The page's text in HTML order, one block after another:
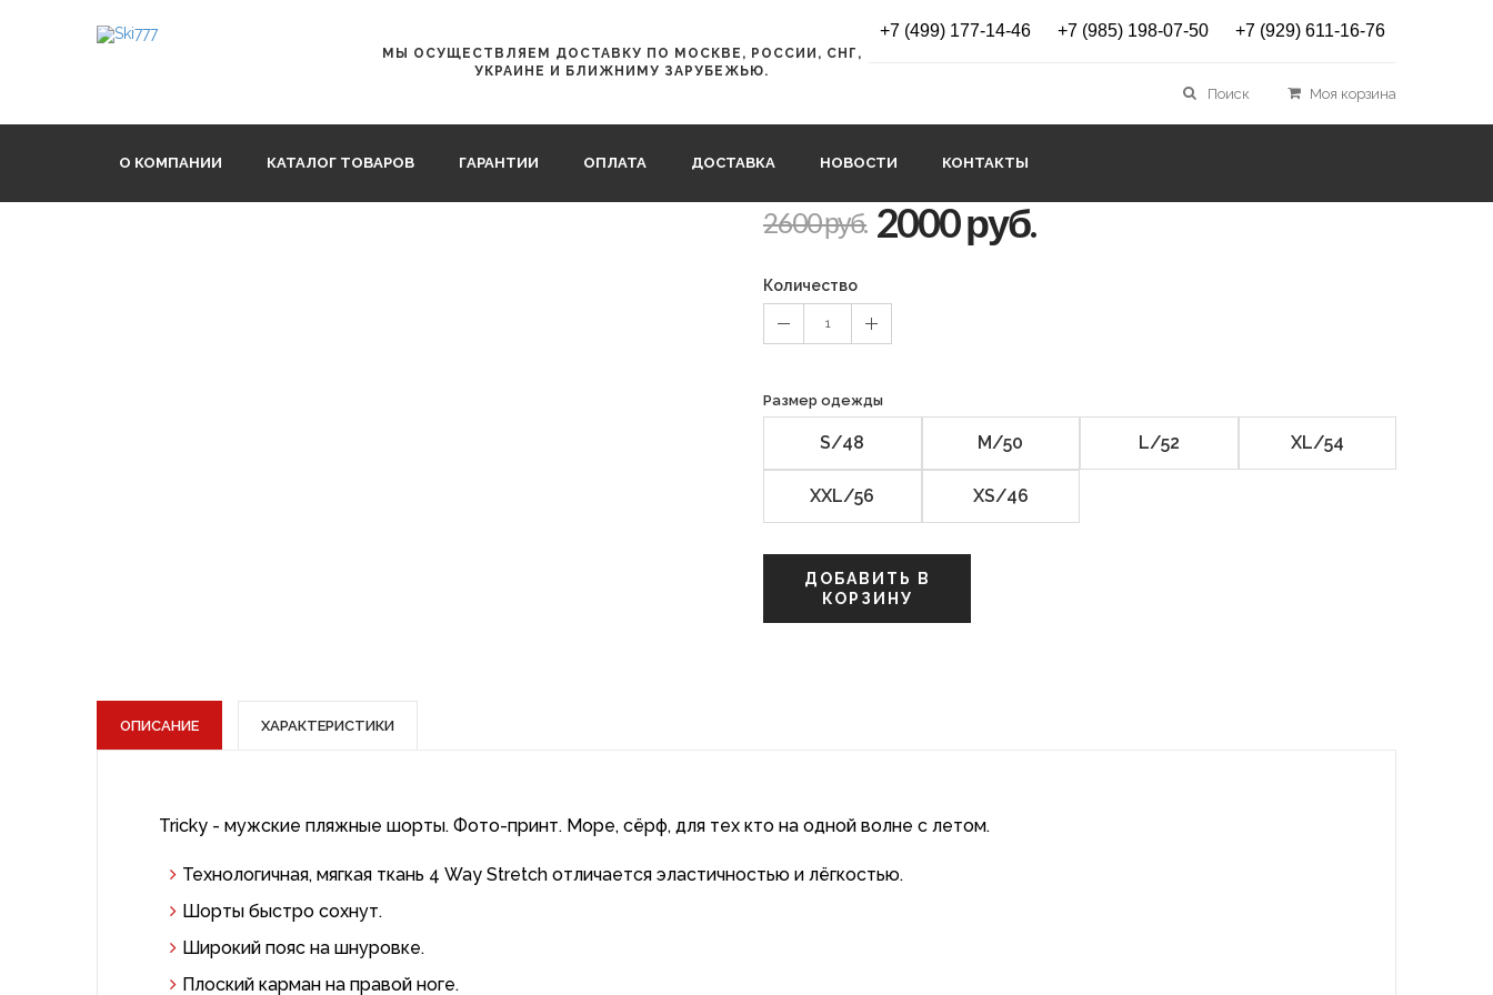
МЫ ОСУЩЕСТВЛЯЕМ ДОСТАВКУ ПО МОСКВЕ, РОССИИ, СНГ,
УКРАИНЕ И БЛИЖНИМУ ЗАРУБЕЖЬЮ.
+7 (499) 177-14-46 +7 (985) 198-07-50 +7 (929) 611-16-76
Поиск Моя корзина
О КОМПАНИИ КАТАЛОГ ТОВАРОВ ГАРАНТИИ ОПЛАТА ДОСТАВКА НОВОСТИ КОНТАКТЫ
МУЖСКИЕ ДЛИННЫЕ ПЛЯЖНЫЕ
ШОРТЫ WAXX
3127
2600 руб. 2000 руб.
Количество
1
Размер одежды
S/48 M/50 L/52 XL/54
XXL/56 XS/46
ДОБАВИТЬ В
КОРЗИНУ
ОПИСАНИЕ ХАРАКТЕРИСТИКИ
Tricky - мужские пляжные шорты. Фото-принт. Море, сёрф, для тех кто на одной волне с летом.
Технологичная, мягкая ткань 4 Way Stretch отличается эластичностью и лёгкостью.
Шорты быстро сохнут.
Широкий пояс на шнуровке.
Плоский карман на правой ноге.